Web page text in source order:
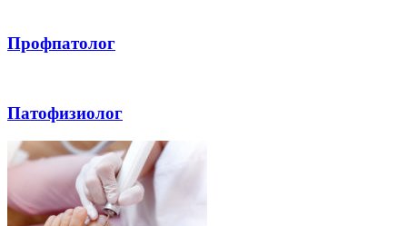
Профпатолог
Патофизиолог